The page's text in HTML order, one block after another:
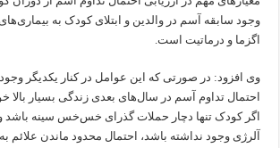
وجود سابقه آسم در والدین و ابتلای کودک به
اگزما و درماتیت است.
وی افزود: در صورتی که این عوامل در کنار یکدیگر
احتمال تداوم آسم در سال‌های بعدی زندگی بسیار بالا
اگر کودک تنها دچار حملات گذرای خس‌خس سینه باشد
آلرژی وجود نداشته باشد، احتمال محدود ماندن علائم